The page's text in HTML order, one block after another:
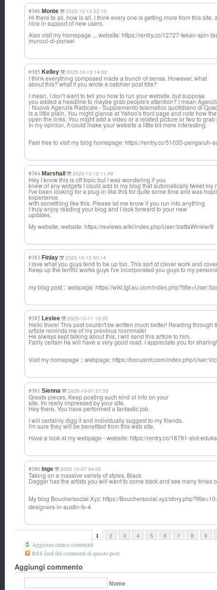
#386 Monte 2025-10-13 22:10
Hi there to all, how is all, I think every one is getting more from this site,
nice in support of new users.
Also visit my homepage ... website: https://rentry.co/12727-tekan-spin-
muncul-di-ponsel
#385 Kelley 2025-10-13 14:02
I think everything composed made a bunch of sense. However, what
about this? what if you wrote a catchier post title?
I mean, I don't want to tell you how to run your website, but suppose
you added a headline to maybe grab people's attention? I mean
- Nuova Agenzia Radicale - Supplemento telematico quotidiano di
is a little plain. You might glance at Yahoo's front page and note how
open the links. You might add a video or a related picture or two to
In my opinion, it could make your website a little bit more interesting.
Feel free to visit my blog homepage: https://rentry.co/51035-
#384 Marshall 2025-10-12 11:49
Hey I know this is off topic but I was wondering if you
knew of any widgets I could add to my blog that automatically tweet my
I've been looking for a plug-in like this for quite some time and was
experience
with something like this. Please let me know if you run into anything.
I truly enjoy reading your blog and I look forward to your new
updates.
My website; website: https://reviews.wiki/index.php/User:IzettaWinkler9
#383 Finlay 2025-10-12 00:14
I love what you guys tend to be up too. This sort of clever work and
Keep up the terrific works guys I've incorporated you guys to my
my blog post :: webpage: https://wiki.tgt.eu.com/
#382 Leslee 2025-10-11 12:35
Hello there! This post couldn't be written much better! Reading through
article reminds me of my previous roommate!
He always kept talking about this. I will send this article to him.
Fairly certain he will have a very good read. I appreciate you for sharing!
Visit my homepage :: webpage: https://bonusrot.com/index.php/
#381 Sienna 2025-10-07 21:33
Greate pieces. Keep posting such kind of info on your
site. Im really impressed by your site.
Hey there, You have performed a fantastic job.
I will certainly digg it and individually suggest to my friends.
I'm sure they will be benefited from this web site.
Have a look at my webpage - website: https://rentry.co/18781-slot-
#380 Inge 2025-10-07 04:02
Taking on a massive variety of styles, Black
Dagger has the artists you will want to come back and see many times
My blog Bouchersocial.Xyz: https://Bouchersocial.xyz/
designers-in-austin-tx-4
1 2 3 4 5 6 7 8 9
Aggiorna elenco commenti
RSS feed dei commenti di questo post.
Aggiungi commento
Nome